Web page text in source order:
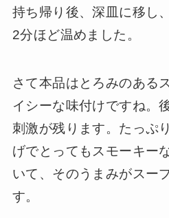
持ち帰り後、深皿に移し
2分ほど温めました。
さて本品はとろみのある
イシーな味付けですね。
刺激が残ります。たっぷ
げでとってもスモーキー
いて、そのうまみがスー
す。